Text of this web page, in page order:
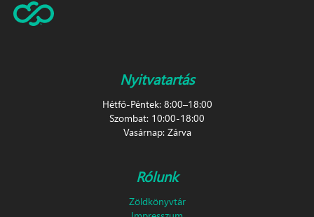
Nyitvatartás
Hétfő-Péntek: 8:00–18:00
Szombat: 10:00-18:00
Vasárnap: Zárva
Rólunk
Zöldkönyvtár